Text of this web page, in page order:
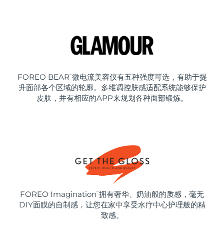
FOREO BEAR ™ 微电流美容仪有五种强度可选，有助于提
升面部各个区域的轮廓。多维调控肤感适配系统能够保护
皮肤，并有相应的APP来规划各种面部锻炼。
FOREO Imagination ™ 拥有奢华、奶油般的质感，毫无
DIY面膜的自制感，让您在家中享受水疗中心护理般的精
致感。